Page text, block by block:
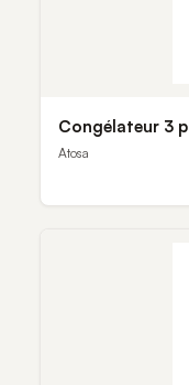
Congélateur 3
Atosa